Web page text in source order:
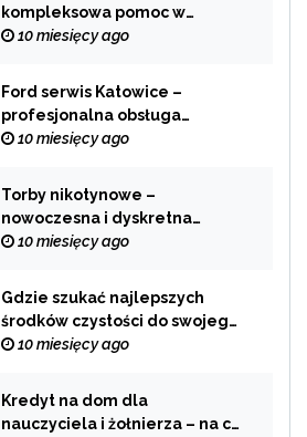
kompleksowa pomoc w
trudnych chwilach
10 miesięcy ago
Ford serwis Katowice –
profesjonalna obsługa
Twojego samochodu
10 miesięcy ago
Torby nikotynowe –
nowoczesna i dyskretna
alternatywa dla tradycyjnego
10 miesięcy ago
Gdzie szukać najlepszych
środków czystości do swojego
domu?
10 miesięcy ago
Kredyt na dom dla
nauczyciela i żołnierza – na co